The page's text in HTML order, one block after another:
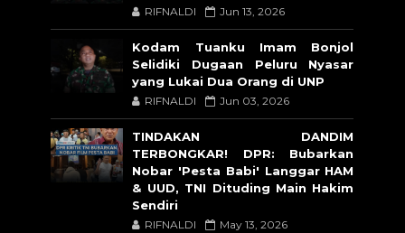
RIFNALDI Jun 13, 2026
Kodam Tuanku Imam Bonjol
Selidiki Dugaan Peluru Nyasar
yang Lukai Dua Orang di UNP
RIFNALDI Jun 03, 2026
TINDAKAN DANDIM
TERBONGKAR! DPR: Bubarkan
Nobar 'Pesta Babi' Langgar HAM
& UUD, TNI Dituding Main Hakim
Sendiri
RIFNALDI May 13, 2026